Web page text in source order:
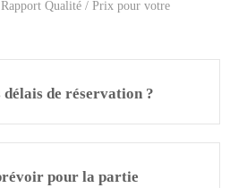
Qualité / Prix pour votre
délais de réservation ?
pour la partie